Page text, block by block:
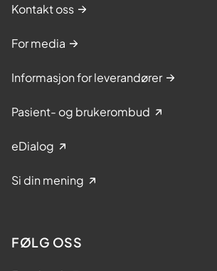
Kontakt oss
For media
Informasjon for leverandører
Pasient- og brukerombud
eDialog
Si din mening
FØLG OSS